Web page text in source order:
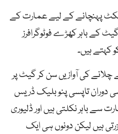
پہنچانے کے لیے عمارت کے
کے باہر کھڑے فوٹوگرافرز
کہتے ہیں۔
چلانے کی آوازیں سن کر گیٹ پر
دوران تاپسی پنو بلیک ڈریس
سے باہر نکلتی ہیں اور ڈلیوری
ہیں لیکن دونوں ہی ایک